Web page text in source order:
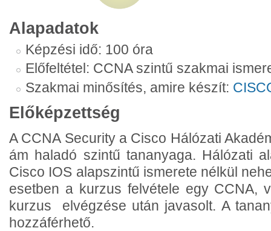
Alapadatok
Képzési idő: 100 óra
Előfeltétel: CCNA szintű szakmai
Szakmai minősítés, amire készít:
Előképzettség
A CCNA Security a Cisco Hálózati
ám haladó szintű tananyaga. Hálózati
Cisco IOS alapszintű ismerete nélkül
esetben a kurzus felvétele egy CCNA,
kurzus elvégzése után javasolt. A
hozzáférhető.